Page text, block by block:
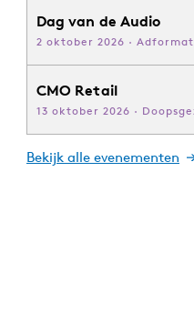
Dag van de Audio
2 oktober 2026 ·
CMO Retail
13 oktober 2026 ·
Bekijk alle evenementen